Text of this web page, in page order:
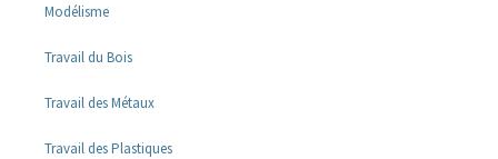
Modélisme
Travail du Bois
Travail des Métaux
Travail des Plastiques